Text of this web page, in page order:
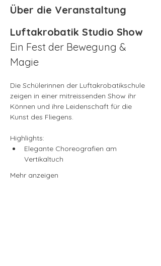
Über die Veranstaltung
Luftakrobatik Studio Show
Ein Fest der Bewegung &
Magie
Die Schülerinnen der Luftakrobatikschule
zeigen in einer mitreissenden Show ihr
Können und ihre Leidenschaft für die
Kunst des Fliegens.
Highlights:
Elegante Choreografien am
Vertikaltuch
Mehr anzeigen